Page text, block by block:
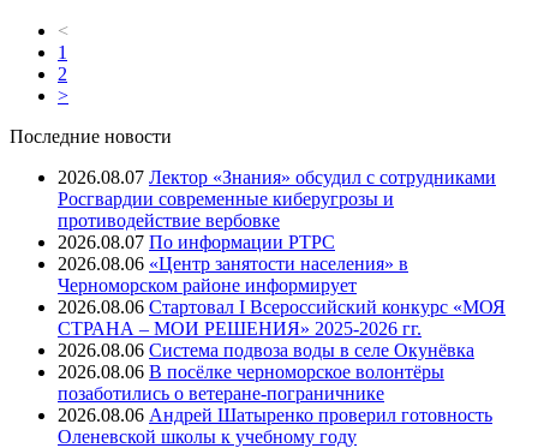
<
1
2
>
Последние новости
2026.08.07 Лектор «Знания» обсудил с сотрудниками
Росгвардии современные киберугрозы и
противодействие вербовке
2026.08.07 ⁠По информации РТРС
2026.08.06 «Центр занятости населения» в
Черноморском районе информирует
2026.08.06 Стартовал I Всероссийский конкурс «МОЯ
СТРАНА – МОИ РЕШЕНИЯ» 2025-2026 гг.
2026.08.06 Система подвоза воды в селе Окунёвка
2026.08.06 В посёлке черноморское волонтёры
позаботились о ветеране-пограничнике
2026.08.06 Андрей Шатыренко проверил готовность
Оленевской школы к учебному году